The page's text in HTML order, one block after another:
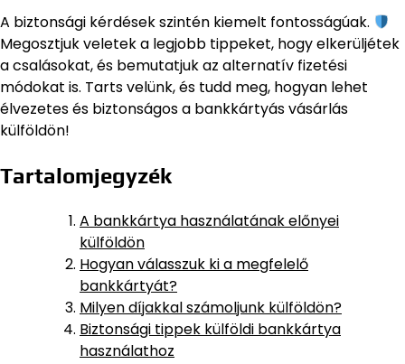
A biztonsági kérdések szintén kiemelt fontosságúak.
Megosztjuk veletek a legjobb tippeket, hogy elkerüljétek
a csalásokat, és bemutatjuk az alternatív fizetési
módokat is. Tarts velünk, és tudd meg, hogyan lehet
élvezetes és biztonságos a bankkártyás vásárlás
külföldön!
Tartalomjegyzék
A bankkártya használatának előnyei
külföldön
Hogyan válasszuk ki a megfelelő
bankkártyát?
Milyen díjakkal számoljunk külföldön?
Biztonsági tippek külföldi bankkártya
használathoz